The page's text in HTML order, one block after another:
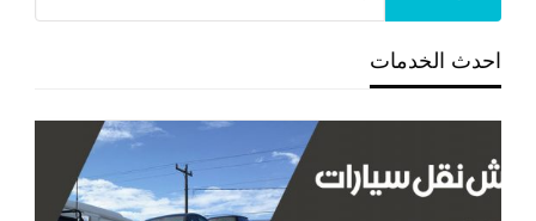
احدث الخدمات